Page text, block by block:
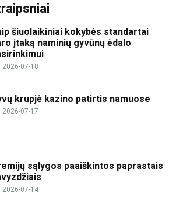
šiuolaikiniai kokybės standartai
įtaką naminių gyvūnų ėdalo
2026-07-18
krupjė kazino patirtis namuose
2026-07-17
sąlygos paaiškintos paprastais
2026-07-14